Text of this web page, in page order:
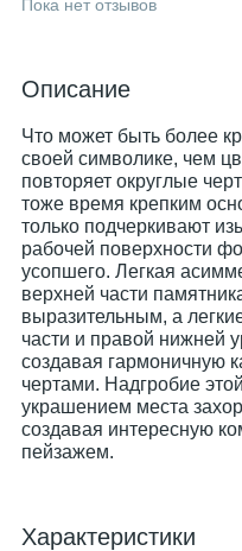
Пока нет отзывов
Описание
Что может быть более
своей символике, чем
повторяет округлые
тоже время крепким
только подчеркивают
рабочей поверхности
усопшего. Легкая
верхней части
выразительным, а
части и правой нижней
создавая гармоничную
чертами. Надгробие
украшением места
создавая интересную
пейзажем.
Характеристики